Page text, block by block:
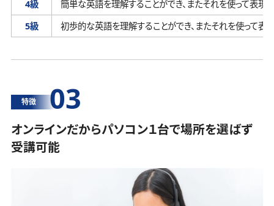
4級
簡単な英語を理解することができ、 またそれを使って表現
5級
初歩的な英語を理解することができ、 またそれを使って表
特徴 03
オンラインだからパソコン１台で場所を選ばず
受講可能